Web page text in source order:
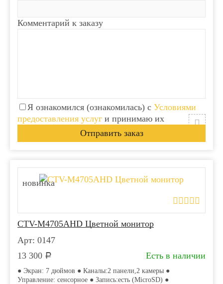
Комментарий к заказу
Я ознакомился (ознакомилась) с Условиями
предоставления услуг и принимаю их
новинка
CTV-M4705AHD Цветной монитор
Арт: 0147
13 300 Р Есть в наличии
● Экран: 7 дюймов ● Каналы:2 панели,2 камеры ●
Управление: сенсорное ● Запись:есть (MicroSD) ●